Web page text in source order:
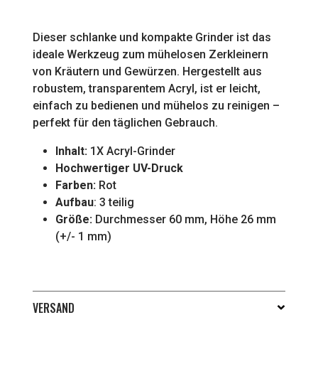
Dieser schlanke und kompakte Grinder ist das
ideale Werkzeug zum mühelosen Zerkleinern
von Kräutern und Gewürzen. Hergestellt aus
robustem, transparentem Acryl, ist er leicht,
einfach zu bedienen und mühelos zu reinigen –
perfekt für den täglichen Gebrauch.
Inhalt: 1X Acryl-Grinder
Hochwertiger UV-Druck
Farben: Rot
Aufbau: 3 teilig
Größe: Durchmesser 60 mm, Höhe 26 mm
(+/- 1 mm)
VERSAND